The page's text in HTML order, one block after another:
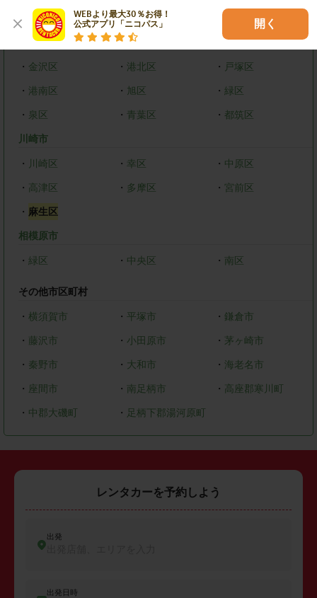
WEBより最大30％お得！
公式アプリ「ニコパス」
開く
・ 鶴見区 ・神奈川区
中区 ・ 保土ケ谷区 ・磯子区
・ 金沢区 ・ 港北区 ・ 戸塚区
・ 港南区 ・ 旭区 ・ 緑区
・ 泉区 ・ 青葉区 ・ 都筑区
川崎市
・ 川崎区 ・ 幸区 ・ 中原区
・ 高津区 ・ 多摩区 ・ 宮前区
・ 麻生区
相模原市
・ 緑区 ・ 中央区 ・ 南区
その他市区町村
・ 横須賀市 ・ 平塚市 ・ 鎌倉市
・ 藤沢市 ・ 小田原市 ・ 茅ヶ崎市
・ 秦野市 ・ 大和市 ・ 海老名市
・ 座間市 ・ 南足柄市 ・ 高座郡寒川町
・ 中郡大磯町 ・ 足柄下郡湯河原町
レンタカーを予約しよう
出発
出発日時